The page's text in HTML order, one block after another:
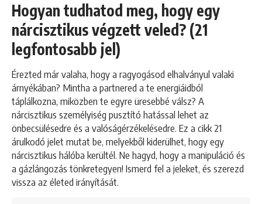
Hogyan tudhatod meg, hogy egy
nárcisztikus végzett veled? (21
legfontosabb jel)
Érezted már valaha, hogy a ragyogásod elhalványul valaki
árnyékában? Mintha a partnered a te energiáidból
táplálkozna, miközben te egyre üresebbé válsz? A
nárcisztikus személyiség pusztító hatással lehet az
önbecsülésedre és a valóságérzékelésedre. Ez a cikk 21
árulkodó jelet mutat be, melyekből kiderülhet, hogy egy
nárcisztikus hálóba kerültél. Ne hagyd, hogy a manipuláció és
a gázlángozás tönkretegyen! Ismerd fel a jeleket, és szerezd
vissza az életed irányítását.